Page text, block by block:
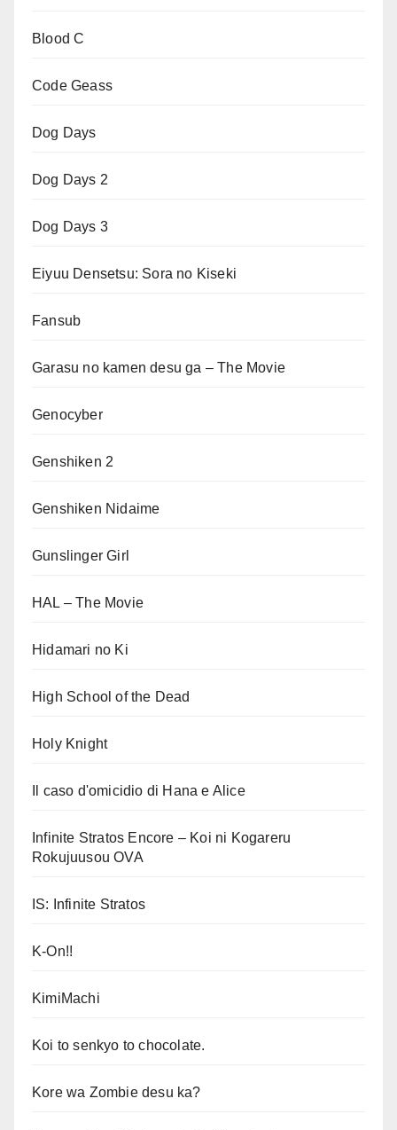
Blood C
Code Geass
Dog Days
Dog Days 2
Dog Days 3
Eiyuu Densetsu: Sora no Kiseki
Fansub
Garasu no kamen desu ga – The Movie
Genocyber
Genshiken 2
Genshiken Nidaime
Gunslinger Girl
HAL – The Movie
Hidamari no Ki
High School of the Dead
Holy Knight
Il caso d'omicidio di Hana e Alice
Infinite Stratos Encore – Koi ni Kogareru
Rokujuusou OVA
IS: Infinite Stratos
K-On!!
KimiMachi
Koi to senkyo to chocolate.
Kore wa Zombie desu ka?